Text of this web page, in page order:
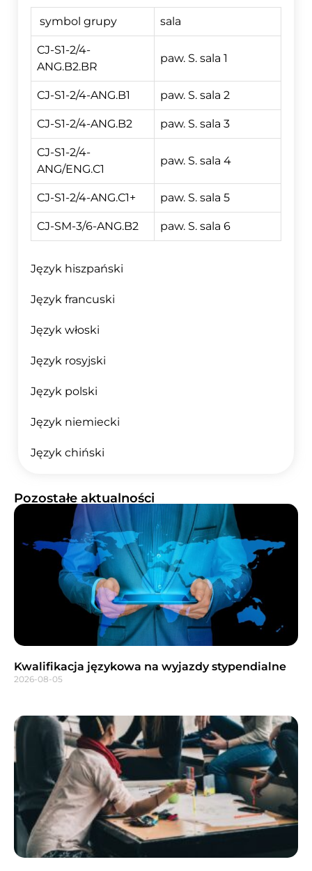
symbol grupy sala
CJ-S1-2/4-
ANG.B2.BR
paw. S. sala 1
CJ-S1-2/4-ANG.B1 paw. S. sala 2
CJ-S1-2/4-ANG.B2 paw. S. sala 3
CJ-S1-2/4-
ANG/ENG.C1
paw. S. sala 4
CJ-S1-2/4-ANG.C1+ paw. S. sala 5
CJ-SM-3/6-ANG.B2 paw. S. sala 6
Język hiszpański
Język francuski
Język włoski
Język rosyjski
Język polski
Język niemiecki
Język chiński
Pozostałe aktualności
Kwalifikacja językowa na wyjazdy stypendialne
2026-08-05